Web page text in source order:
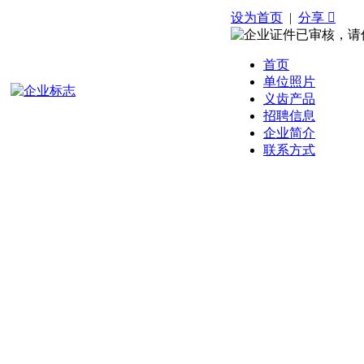
设为首页 | 分享 
首页
单位照片
义齿产品
招聘信息
企业简介
联系方式